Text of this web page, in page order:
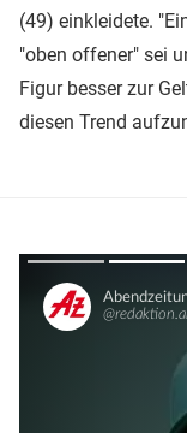
(49) einkleidete.
"oben offener" sei
Figur besser zur
diesen Trend